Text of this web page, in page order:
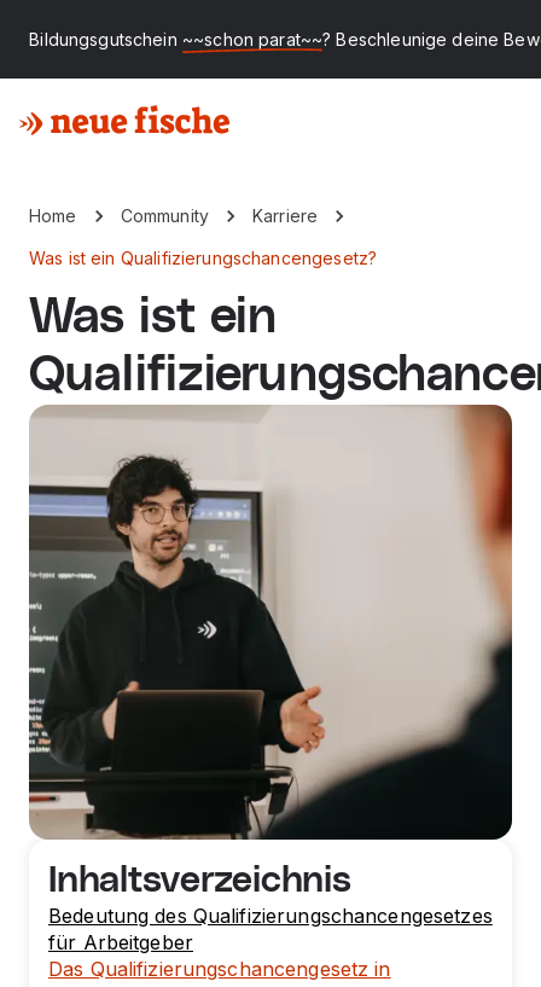
Bildungsgutschein ~~schon parat~~? Beschleunige deine
Home Community Karriere
Was ist ein Qualifizierungschancengesetz?
Was ist ein
Inhaltsverzeichnis
Bedeutung des Qualifizierungschancengesetzes
für Arbeitgeber
Das Qualifizierungschancengesetz in